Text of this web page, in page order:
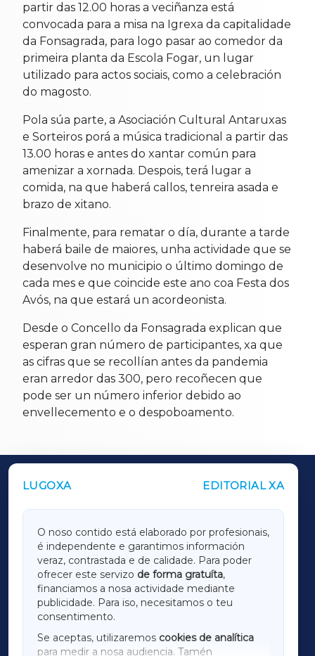
partir das 12.00 horas a veciñanza está
convocada para a misa na Igrexa da capitalidade
da Fonsagrada, para logo pasar ao comedor da
primeira planta da Escola Fogar, un lugar
utilizado para actos sociais, como a celebración
do magosto.
Pola súa parte, a Asociación Cultural Antaruxas
e Sorteiros porá a música tradicional a partir das
13.00 horas e antes do xantar común para
amenizar a xornada. Despois, terá lugar a
comida, na que haberá callos, tenreira asada e
brazo de xitano.
Finalmente, para rematar o día, durante a tarde
haberá baile de maiores, unha actividade que se
desenvolve no municipio o último domingo de
cada mes e que coincide este ano coa Festa dos
Avós, na que estará un acordeonista.
Desde o Concello da Fonsagrada explican que
esperan gran número de participantes, xa que
as cifras que se recollían antes da pandemia
eran arredor das 300, pero recoñecen que
pode ser un número inferior debido ao
envellecemento e o despoboamento.
LUGOXA EDITORIAL XA
O noso contido está elaborado por profesionais,
é independente e garantimos información
veraz, contrastada e de calidade. Para poder
ofrecer este servizo de forma gratuíta,
financiamos a nosa actividade mediante
publicidade. Para iso, necesitamos o teu
consentimento.
Se aceptas, utilizaremos cookies de analítica
para medir a nosa audiencia. Tamén
OUTROS PERIÓDICOS
LUGOXA
TERRACHAXA